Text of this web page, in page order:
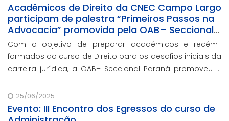
Acadêmicos de Direito da CNEC Campo Largo
participam de palestra “Primeiros Passos na
Advocacia” promovida pela OAB– Seccional
Paraná
Com o objetivo de preparar acadêmicos e recém-
formados do curso de Direito para os desafios iniciais da
carreira jurídica, a OAB– Seccional Paraná promoveu a
25/06/2025
Evento: III Encontro dos Egressos do curso de